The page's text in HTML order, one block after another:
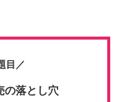
目／
の落とし穴